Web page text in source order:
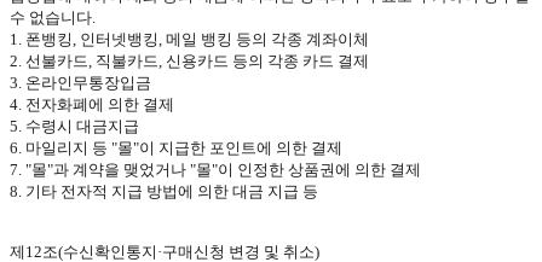
수 없습니다
1. 폰뱅킹 인터넷뱅킹 메일 뱅킹 등의 각종 계좌이체
2. 선불카드 직불카드 신용카드 등의 각종 카드 결제
3. 온라인무통장입금
4. 전자화폐에 의한 결제
5. 수령시 대금지급
6. 마일리지 등 "몰"이 지급한 포인트에 의한 결제
7. "몰"과 계약을 맺었거나 "몰"이 인정한 상품권에 의한 결제
8. 기타 전자적 지급 방법에 의한 대금 지급 등
제 12조(수신확인통지·구매신청 변경 및 취소)